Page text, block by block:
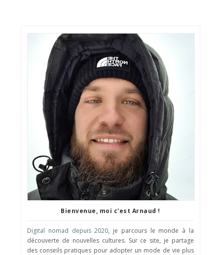
Bienvenue, moi c'est Arnaud !
Digital nomad depuis 2020, je parcours le monde à la
découverte de nouvelles cultures. Sur ce site, je partage
des conseils pratiques pour adopter un mode de vie plus